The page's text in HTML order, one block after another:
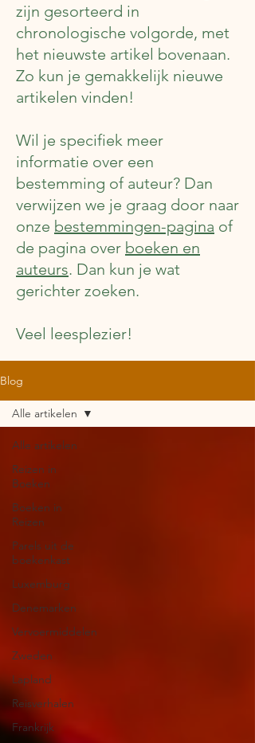
zijn gesorteerd in
chronologische volgorde, met
het nieuwste artikel bovenaan.
Zo kun je gemakkelijk nieuwe
artikelen vinden!
Wil je specifiek meer
informatie over een
bestemming of auteur? Dan
verwijzen we je graag door naar
onze bestemmingen-pagina of
de pagina over boeken en
auteurs. Dan kun je wat
gerichter zoeken.
Veel leesplezier!
Blog
Alle artikelen
Reizen in
Boeken
Boeken in
Reizen
Parels uit de
boekenkast
Luxemburg
Denemarken
Vervoermiddelen
Zweden
Lapland
Reisverhalen
Frankrijk
Alle artikelen